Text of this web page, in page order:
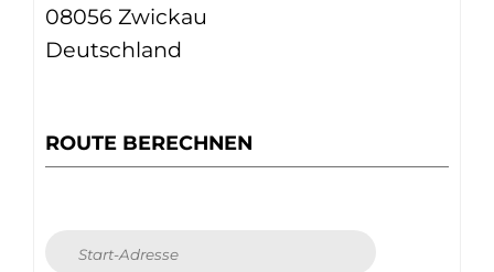
08056 Zwickau
Deutschland
ROUTE BERECHNEN